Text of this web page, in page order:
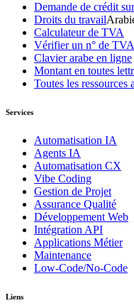
Demande de crédit
Droits du travail
Calculateur de TVA
Vérifier un n° de TVA
Clavier arabe en ligne
Montant en toutes
Toutes les ressources
Services
Automatisation IA
Agents IA
Automatisation CX
Vibe Coding
Gestion de Projet
Assurance Qualité
Développement Web
Intégration API
Applications Métier
Maintenance
Low-Code/No-Code
Liens